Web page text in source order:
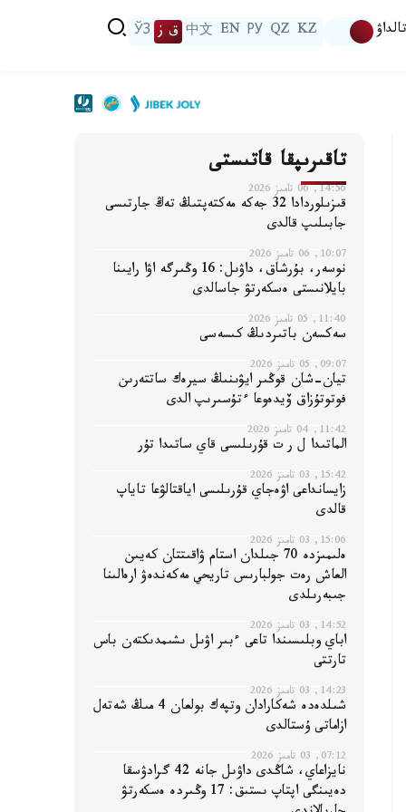
تالداۋ KZ
QZ
РУ
EN
中文 ق ز ЎЗ
تاقىرىپقا قاتىستى
14:56, 06 تامىز 2026
قىزىلوردادا 32 جەكە مەكتەپتىڭ تەڭ جارتىسى
جابىلىپ قالدى
10:07, 06 تامىز 2026
نوسەر، بۇرشاق، داۋىل: 16 وڭىرگە اۋا رايىنا
بايلانىستى ەسكەرتۋ جاسالدى
11:40, 05 تامىز 2026
سەكسەن باتىردىڭ كىسەسى
09:07, 05 تامىز 2026
تيان-شان قوڭىر ايۋىنىڭ سيرەك ساتتەرىن
فوتوتۇزاق ۆيدەوعا ءتۇسىرىپ الدى
11:42, 04 تامىز 2026
الماتىدا ل ر ت قۇرىلىسى قاي ساتىدا تۇر
15:42, 03 تامىز 2026
زايسانداعى اۋەجاي قۇرىلىسى اياقتالۋعا تاياپ
قالدى
15:06, 03 تامىز 2026
ەلىمىزدە 70 جىلدان استام ۋاقىتتان كەيىن
العاش رەت جولبارىس تاريحي مەكەندەۋ ارەالىنا
جىبەرىلدى
14:52, 03 تامىز 2026
اباي وبلىسىندا تاعى ءبىر اۋىل ىشىمدىكتەن باس
تارتتى
14:23, 03 تامىز 2026
شىلدەدە شەكارادان وتپەك بولعان 4 مىڭ شەتەل
ازاماتى ۇستالدى
07:12, 03 تامىز 2026
نايزاعاي، شاڭدى داۋىل جانە 42 گرادۋسقا
دەيىنگى اپتاپ ىستىق: 17 وڭىردە ەسكەرتۋ